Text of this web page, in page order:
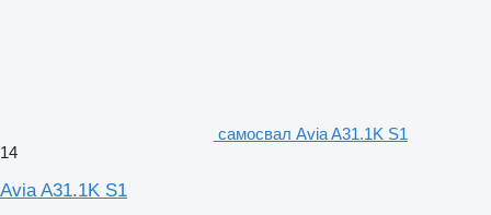
самосвал Avia A31.1K S1
14
Avia A31.1K S1